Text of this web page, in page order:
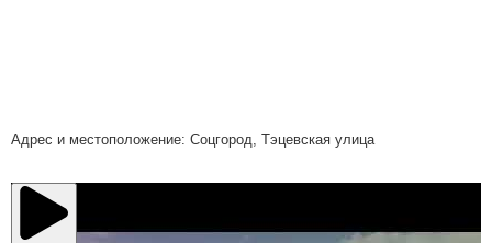
Адрес и местоположение: Соцгород, Тэцевская улица